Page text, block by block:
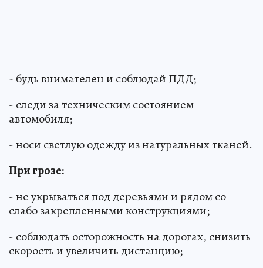
- будь внимателен и соблюдай ПДД;
- следи за техническим состоянием
автомобиля;
- носи светлую одежду из натуральных тканей.
При грозе:
- не укрываться под деревьями и рядом со
слабо закрепленными конструкциями;
- соблюдать осторожность на дорогах, снизить
скорость и увеличить дистанцию;